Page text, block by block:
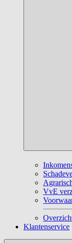
VvE
Klantenservice